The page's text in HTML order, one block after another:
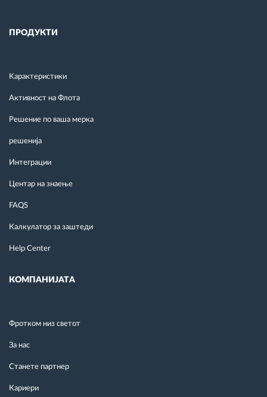
ПРОДУКТИ
Kарактеристики
Активност на Флота
Решение по ваша мерка
решенија
Интеграции
Центар на знаење
FAQS
Калкулатор за заштеди
Help Center
КОМПАНИЈАТА
Фротком низ светот
За нас
Станете партнер
Кариери